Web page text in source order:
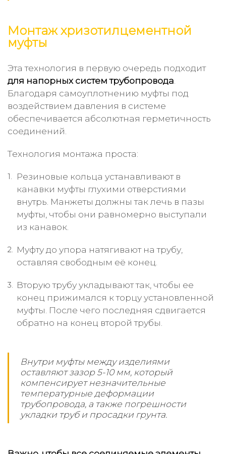
Монтаж хризотилцементной
муфты
Эта технология в первую очередь подходит
для напорных систем трубопровода
Благодаря самоуплотнению муфты под
воздействием давления в системе
обеспечивается абсолютная герметичность
соединений.
Технология монтажа проста:
Резиновые кольца устанавливают в
канавки муфты глухими отверстиями
внутрь. Манжеты должны так лечь в пазы
муфты, чтобы они равномерно выступали
из канавок.
Муфту до упора натягивают на трубу,
оставляя свободным её конец.
Вторую трубу укладывают так, чтобы ее
конец прижимался к торцу установленной
муфты. После чего последняя сдвигается
обратно на конец второй трубы.
Внутри муфты между изделиями
оставляют зазор 5-10 мм, который
компенсирует незначительные
температурные деформации
трубопровода, а также погрешности
укладки труб и просадки грунта.